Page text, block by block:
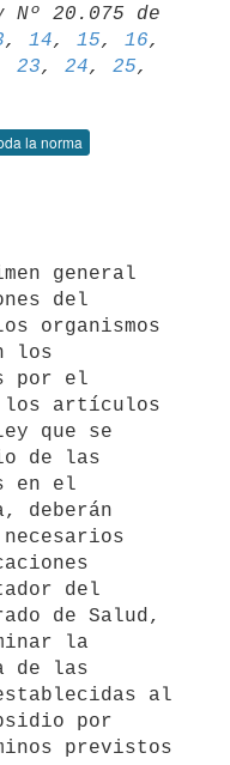
Nº 20.075 de
, 14, 15, 16
23, 24, 25
la norma
del
organismos
los
por el
los artículos
que se
de las
en el
deberán
del
de Salud,
la
de las
al
por
previstos